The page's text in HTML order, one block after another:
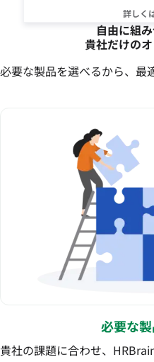
詳しく
自由に組
貴社だけの
必要な製品を選べるから、最
必要な
貴社の課題に合わせ、